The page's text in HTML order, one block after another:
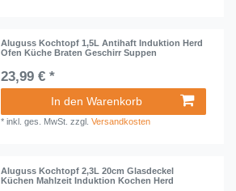
Aluguss Kochtopf 1,5L Antihaft Induktion Herd
Ofen Küche Braten Geschirr Suppen
23,99 € *
In den Warenkorb
*inkl. ges. MwSt. zzgl.Versandkosten
Aluguss Kochtopf 2,3L 20cm Glasdeckel
Küchen Mahlzeit Induktion Kochen Herd